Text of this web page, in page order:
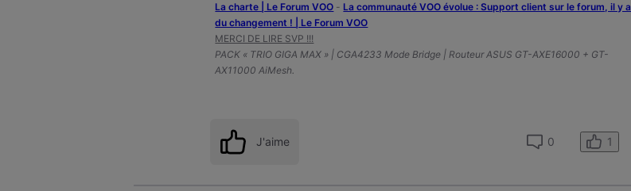
La charte | Le Forum VOO - ‎La communauté VOO évolue : Support client sur le forum, il y a
du changement ! | Le Forum VOO
MERCI DE LIRE SVP !!!
PACK « TRIO GIGA MAX » | CGA4233 Mode Bridge | Routeur ASUS GT-AXE16000 + GT-
AX11000 AiMesh.
J'aime 0 1